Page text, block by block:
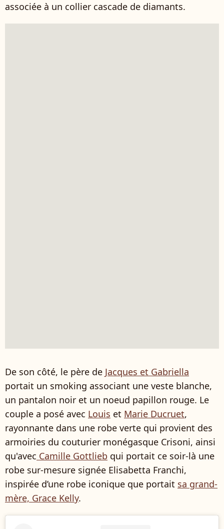
associée à un collier cascade de diamants.
De son côté, le père de Jacques et Gabriella
portait un smoking associant une veste blanche,
un pantalon noir et un noeud papillon rouge. Le
couple a posé avec Louis et Marie Ducruet,
rayonnante dans une robe verte qui provient des
armoiries du couturier monégasque Crisoni, ainsi
qu'avec Camille Gottlieb qui portait ce soir-là une
robe sur-mesure signée Elisabetta Franchi,
inspirée d’une robe iconique que portait sa grand-
mère, Grace Kelly.